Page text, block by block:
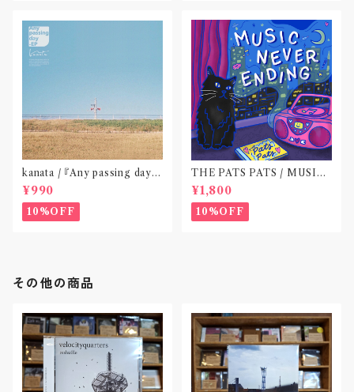
kanata / 『Any passing day -
EP』(CD作品)〝東京〟
¥990
10%OFF
THE PATS PATS / MUSIC
NEVER ENDING(CD作品)
¥1,800
10%OFF
その他の商品